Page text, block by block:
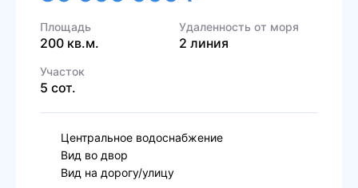
Площадь
200 кв.м.
Удаленность от моря
2 линия
Участок
5 сот.
Центральное водоснабжение
Вид во двор
Вид на дорогу/улицу